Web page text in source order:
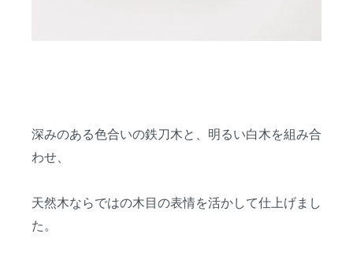
深みのある色合いの鉄刀木と、明るい白木を組み合
わせ、
天然木ならではの木目の表情を活かして仕上げまし
た。